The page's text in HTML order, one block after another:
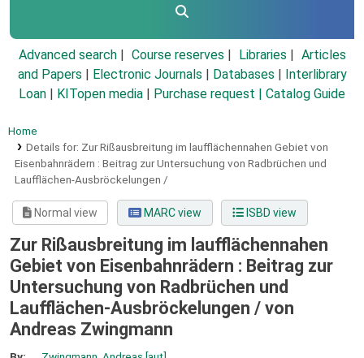
Advanced search Course reserves Libraries
Articles
and Papers
Electronic Journals Databases
Interlibrary
Loan
KITopen media Purchase request | Catalog Guide
Home
Details for: Zur Rißausbreitung im laufflächennahen Gebiet von
Eisenbahnrädern : Beitrag zur Untersuchung von Radbrüchen und
Laufflächen-Ausbröckelungen /
Normal view MARC view ISBD view
Zur Rißausbreitung im laufflächennahen
Gebiet von Eisenbahnrädern : Beitrag zur
Untersuchung von Radbrüchen und
Laufflächen-Ausbröckelungen / von
Andreas Zwingmann